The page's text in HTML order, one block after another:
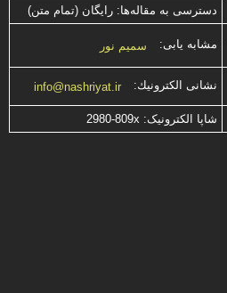
دسترسی به مقاله‌ها: رایگان (تمام متن)
مشابه یابی: سمیم نور
نشانی الكترونیك: info@nashriyat.ir
شاپا الکترونیک: 2980-809x